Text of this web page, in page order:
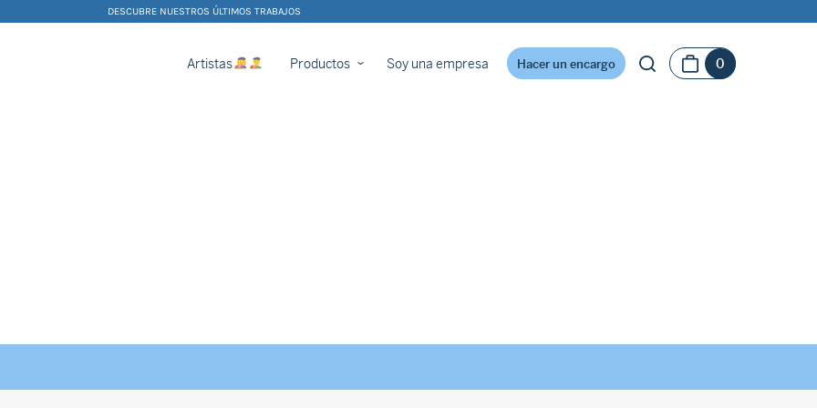
DESCUBRE NUESTROS ÚLTIMOS TRABAJOS
Artistas Productos Soy una empresa Hacer un encargo 0